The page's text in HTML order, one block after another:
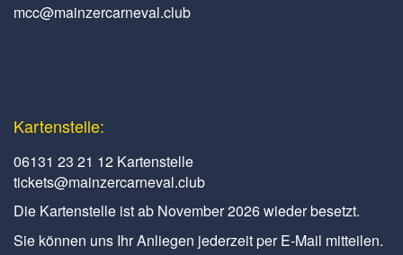
mcc@mainzercarneval.club
Kartenstelle:
06131 23 21 12 Kartenstelle
tickets@mainzercarneval.club
Die Kartenstelle ist ab November 2026 wieder besetzt.
Sie können uns Ihr Anliegen jederzeit per E-Mail mitteilen.